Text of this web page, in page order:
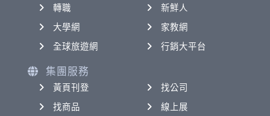
轉職
新鮮人
大學網
家教網
全球旅遊網
行銷大平台
集團服務
黃頁刊登
找公司
找商品
線上展